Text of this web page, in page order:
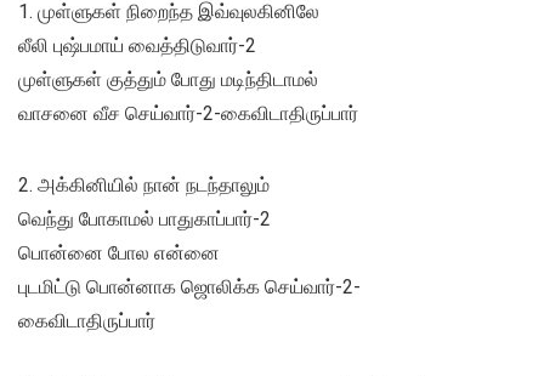
1. முள்ளுகள் நிறைந்த இவ்வுலகினிலே
லீலி புஷ்பமாய் வைத்திடுவார்-2
முள்ளுகள் குத்தும் போது மடிந்திடாமல்
வாசனை வீச செய்வார்-2-கைவிடாதிருப்பார்
2. அக்கினியில் நான் நடந்தாலும்
வெந்து போகாமல் பாதுகாப்பார்-2
பொன்னை போல என்னை
புடமிட்டு பொன்னாக ஜொலிக்க செய்வார்-2-
கைவிடாதிருப்பார்